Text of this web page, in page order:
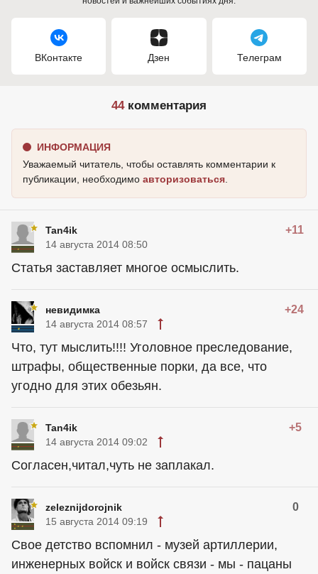
ВКонтакте Дзен Телеграм
44комментария
ИНФОРМАЦИЯ
Уважаемый читатель, чтобы оставлять комментарии к
публикации, необходимо авторизоваться
Tan4ik +11
14 августа 2014 08:50
Статья заставляет многое осмыслить.
невидимка +24
14 августа 2014 08:57
Что, тут мыслить!!!! Уголовное преследование,
штрафы, общественные порки, да все, что
угодно для этих обезьян.
Tan4ik +5
14 августа 2014 09:02
Согласен,читал,чуть не заплакал.
zeleznijdorojnik 0
15 августа 2014 09:19
Свое детство вспомнил - музей артиллерии,
инженерных войск и войск связи - мы - пацаны